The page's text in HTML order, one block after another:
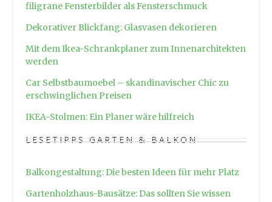
filigrane Fensterbilder als Fensterschmuck
Dekorativer Blickfang: Glasvasen dekorieren
Mit dem Ikea-Schrankplaner zum Innenarchitekten
werden
Car Selbstbaumoebel – skandinavischer Chic zu
erschwinglichen Preisen
IKEA-Stolmen: Ein Planer wäre hilfreich
LESETIPPS GARTEN & BALKON
Balkongestaltung: Die besten Ideen für mehr Platz
Gartenholzhaus-Bausätze: Das sollten Sie wissen